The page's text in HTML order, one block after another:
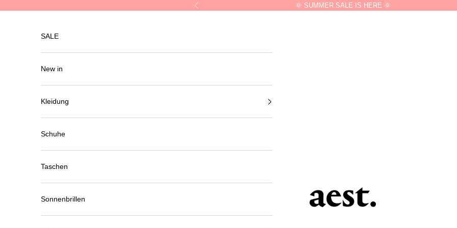
Previous 🌞 SUMMER SALE IS HERE 🌞
aest.
SALE
New in
Kleidung
Schuhe
Taschen
Sonnenbrillen